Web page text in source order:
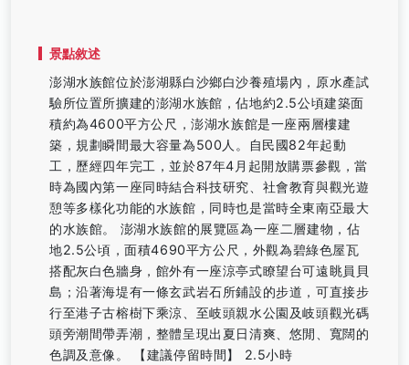
景點敘述
澎湖水族館位於澎湖縣白沙鄉白沙養殖場內，原水產試
驗所位置所擴建的澎湖水族館，佔地約2.5公頃建築面
積約為4600平方公尺，澎湖水族館是一座兩層樓建
築，規劃瞬間最大容量為500人。自民國82年起動
工，歷經四年完工，並於87年4月起開放購票參觀，當
時為國內第一座同時結合科技研究、社會教育與觀光遊
憩等多樣化功能的水族館，同時也是當時全東南亞最大
的水族館。 澎湖水族館的展覽區為一座二層建物，佔
地2.5公頃，面積4690平方公尺，外觀為碧綠色屋瓦
搭配灰白色牆身，館外有一座涼亭式瞭望台可遠眺員貝
島；沿著海堤有一條玄武岩石所鋪設的步道，可直接步
行至港子古榕樹下乘涼、至岐頭親水公園及岐頭觀光碼
頭旁潮間帶弄潮，整體呈現出夏日清爽、悠閒、寬闊的
色調及意像。 【建議停留時間】 2.5小時